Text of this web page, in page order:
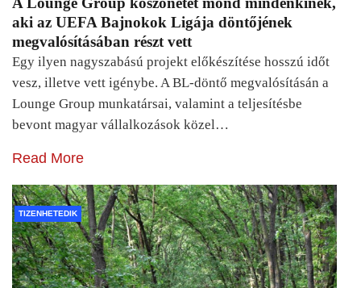
aki az UEFA Bajnokok Ligája döntőjének
megvalósításában részt vett
Egy ilyen nagyszabású projekt előkészítése hosszú időt
vesz, illetve vett igénybe. A BL-döntő megvalósításán a
Lounge Group munkatársai, valamint a teljesítésbe
bevont magyar vállalkozások közel…
Read More
TIZENHETEDIK